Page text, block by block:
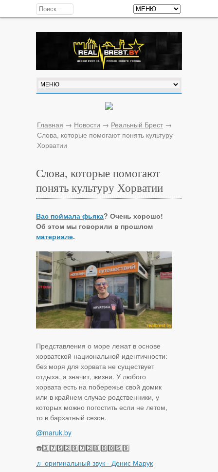
Главная → Новости → Реальный Брест →
Слова, которые помогают понять культуру
Хорватии
Слова, которые помогают
понять культуру Хорватии
Вас поймала фьяка? Очень хорошо!
Об этом мы говорили в прошлом
материале.
Представления о море лежат в основе
хорватской национальной идентичности:
без моря для хорвата не существует
отдыха, а значит, жизни. У любого
хорвата есть на побережье свой домик
или в крайнем случае родственники, у
которых можно погостить если не летом,
то в бархатный сезон.
@maruk.by
☎️3️⃣7️⃣5️⃣2️⃣9️⃣7️⃣2️⃣8️⃣0️⃣0️⃣5️⃣9️⃣
♬ оригинальный звук - Денис Марук